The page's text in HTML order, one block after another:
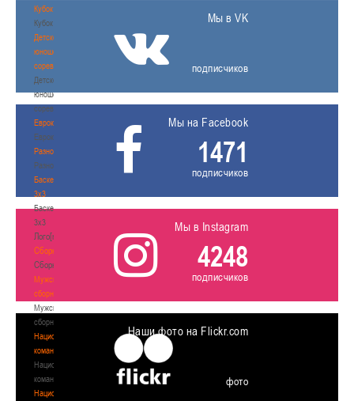
Кубок
Кубок
Детско-
юношеские
соревнования
Детско-
юношеские
соревнования
Еврокубки
Еврокубки
Разное
Разное
Баскетбол
3х3
Баскетбол
3х3
Лого[modid=121]
Сборные
Сборные
Мужские
сборные
Мужские
сборные
Национальная
команда
Национальная
команда
Национальная
Мы в VK
подписчиков
Мы на Facebook
1471
подписчиков
Мы в Instagram
4248
подписчиков
Наши фото на Flickr.com
фото